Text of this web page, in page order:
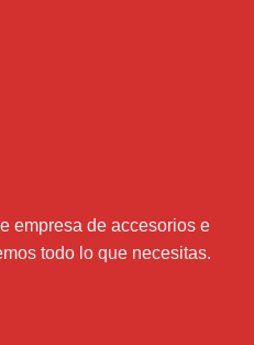
empresa de accesorios e
todo lo que necesitas.